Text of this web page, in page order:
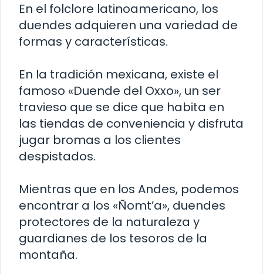
En el folclore latinoamericano, los
duendes adquieren una variedad de
formas y características.
En la tradición mexicana, existe el
famoso «Duende del Oxxo», un ser
travieso que se dice que habita en
las tiendas de conveniencia y disfruta
jugar bromas a los clientes
despistados.
Mientras que en los Andes, podemos
encontrar a los «Ñomt’a», duendes
protectores de la naturaleza y
guardianes de los tesoros de la
montaña.